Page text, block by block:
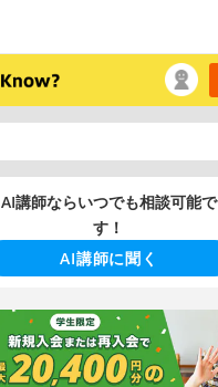
AI講師ならいつでも相談可能で
す！
AI講師に聞く